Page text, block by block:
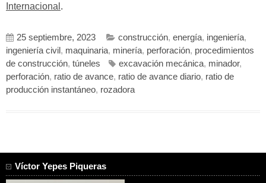
Internacional .
25 septiembre, 2023 construcción, energía, ingeniería,
ingeniería civil , maquinaria, minería, perforación, procedimientos
de construcción, túneles excavación mecánica, minador,
perforación, ratio de avance, ratio de avance diario, ratio de
producción instantáneo, rozadora
Víctor Yepes Piqueras